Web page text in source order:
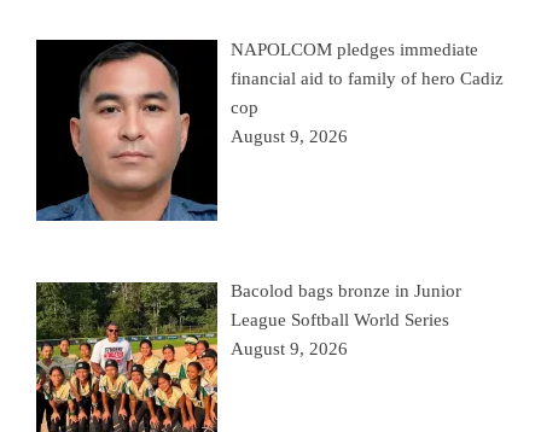
NAPOLCOM pledges immediate
financial aid to family of hero Cadiz
cop
August 9, 2026
Bacolod bags bronze in Junior
League Softball World Series
August 9, 2026